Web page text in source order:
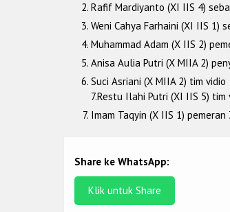
Rafif Mardiyanto (XI IIS 4)
Weni Cahya Farhaini (XI IIS 1)
Muhammad Adam (X IIS 2)
Anisa Aulia Putri (X MIIA 2)
Suci Asriani (X MIIA 2) tim vidio
7.Restu Ilahi Putri (XI IIS 5) tim
Imam Taqyin (X IIS 1) pemeran
Share ke WhatsApp:
Klik untuk Share